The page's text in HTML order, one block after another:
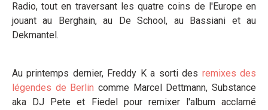
Radio, tout en traversant les quatre coins de l'Europe en
jouant au Berghain, au De School, au Bassiani et au
Dekmantel.
Au printemps dernier, Freddy K a sorti des remixes des
légendes de Berlin comme Marcel Dettmann, Substance
aka DJ Pete et Fiedel pour remixer l'album acclamé